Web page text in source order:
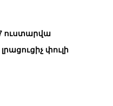
ուստարվա
փուլի